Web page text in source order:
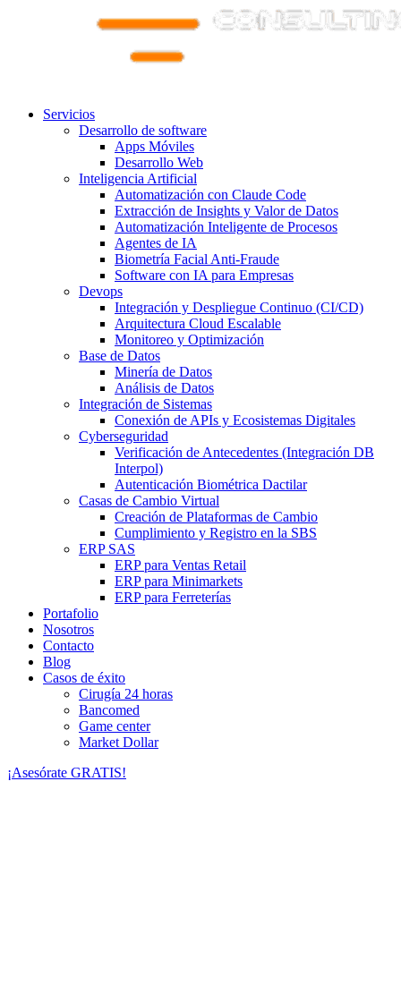
Servicios
Desarrollo de software
Apps Móviles
Desarrollo Web
Inteligencia Artificial
Automatización con Claude Code
Extracción de Insights y Valor de Datos
Automatización Inteligente de Procesos
Agentes de IA
Biometría Facial Anti-Fraude
Software con IA para Empresas
Devops
Integración y Despliegue Continuo (CI/CD)
Arquitectura Cloud Escalable
Monitoreo y Optimización
Base de Datos
Minería de Datos
Análisis de Datos
Integración de Sistemas
Conexión de APIs y Ecosistemas Digitales
Cyberseguridad
Verificación de Antecedentes (Integración DB
Interpol)
Autenticación Biométrica Dactilar
Casas de Cambio Virtual
Creación de Plataformas de Cambio
Cumplimiento y Registro en la SBS
ERP SAS
ERP para Ventas Retail
ERP para Minimarkets
ERP para Ferreterías
Portafolio
Nosotros
Contacto
Blog
Casos de éxito
Cirugía 24 horas
Bancomed
Game center
Market Dollar
¡Asesórate GRATIS!